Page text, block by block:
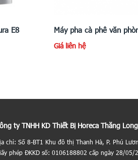
E8 Máy pha cà phê văn
Giá liên hệ
ty TNHH KD Thiết Bị Horeca Thăng Long
chỉ: Số 8-BT1 Khu đô thị Thanh Hà, P. Phú
phép ĐKKD số: 0106188802 cấp ngày 28/05/